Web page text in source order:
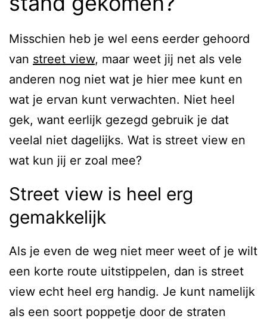
Misschien heb je wel eens eerder gehoord
van street view, maar weet jij net als vele
anderen nog niet wat je hier mee kunt en
wat je ervan kunt verwachten. Niet heel
gek, want eerlijk gezegd gebruik je dat
veelal niet dagelijks. Wat is street view en
wat kun jij er zoal mee?
Street view is heel erg
gemakkelijk
Als je even de weg niet meer weet of je wilt
een korte route uitstippelen, dan is street
view echt heel erg handig. Je kunt namelijk
als een soort poppetje door de straten